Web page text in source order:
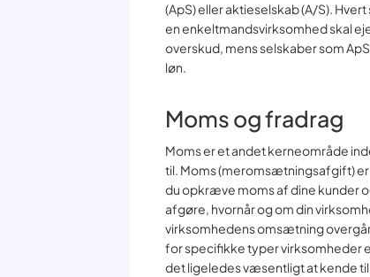
(ApS) eller aktieselskab (A/S).
en enkeltmandsvirksomhed skal
overskud, mens selskaber som
løn.
Moms og fradrag
Moms er et andet kerneområde
til. Moms (meromsætningsafgift) er
du opkræve moms af dine kunder
afgøre, hvornår og om din
virksomhedens omsætning
for specifikke typer virksomheder
det ligeledes væsentligt at kende